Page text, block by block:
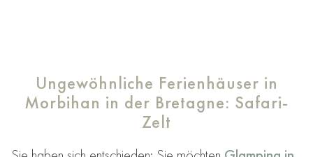
Ungewöhnliche Ferienhäuser in
Morbihan in der Bretagne: Safari-
Zelt